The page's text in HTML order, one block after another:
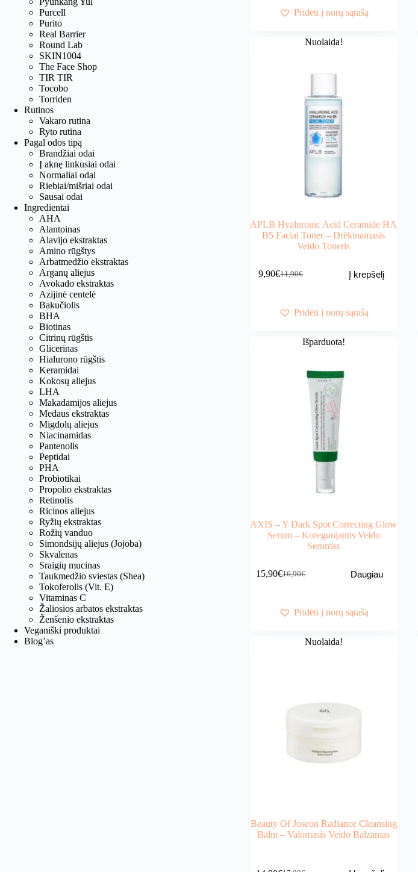
2,50€.
1,90€.Pridėti į norų sąrašą
Nuolaida!
APLB Hyaluronic Acid Ceramide HA
B5 Facial Toner – Drėkinamasis
Veido Toneris
11,90€
Original
11,90€.
9,90€Current
9,90€.
Į krepšelį
Pridėti į norų sąrašą
Išparduota!
AXIS – Y Dark Spot Correcting Glow
Serum – Koreguojantis Veido
Serumas
16,90€
Original
16,90€.
15,90€Current
15,90€.
Daugiau
Pridėti į norų sąrašą
Nuolaida!
Beauty Of Joseon Radiance Cleansing
Balm – Valomasis Veido Balzamas
Purcell
Purito
Real Barrier
Round Lab
SKIN1004
The Face Shop
TIR TIR
Tocobo
Torriden
Rutinos
Vakaro rutina
Ryto rutina
Pagal odos tipą
Brandžiai odai
Į aknę linkusiai odai
Normaliai odai
Riebiai/mišriai odai
Sausai odai
Ingredientai
AHA
Alantoinas
Alavijo ekstraktas
Amino rūgštys
Arbatmedžio ekstraktas
Arganų aliejus
Avokado ekstraktas
Azijinė centelė
Bakučiolis
BHA
Biotinas
Citrinų rūgštis
Glicerinas
Hialurono rūgštis
Keramidai
Kokosų aliejus
LHA
Makadamijos aliejus
Medaus ekstraktas
Migdolų aliejus
Niacinamidas
Pantenolis
Peptidai
PHA
Probiotikai
Propolio ekstraktas
Retinolis
Ricinos aliejus
Ryžių ekstraktas
Rožių vanduo
Simondsijų aliejus (Jojoba)
Skvalenas
Sraigių mucinas
Taukmedžio sviestas (Shea)
Tokoferolis (Vit. E)
Vitaminas C
Žaliosios arbatos ekstraktas
Ženšenio ekstraktas
Veganiški produktai
Blog’as